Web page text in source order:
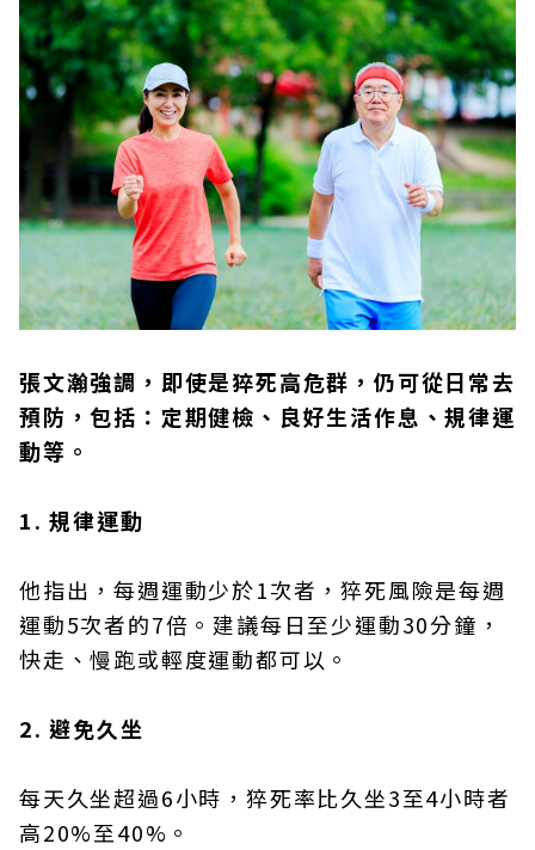
張文瀚強調，即使是猝死高危群，仍可從日常去
預防，包括：定期健檢、良好生活作息、規律運
動等。
1. 規律運動
他指出，每週運動少於1次者，猝死風險是每週
運動5次者的7倍。建議每日至少運動30分鐘，
快走、慢跑或輕度運動都可以。
2. 避免久坐
每天久坐超過6小時，猝死率比久坐3至4小時者
高20%至40%。